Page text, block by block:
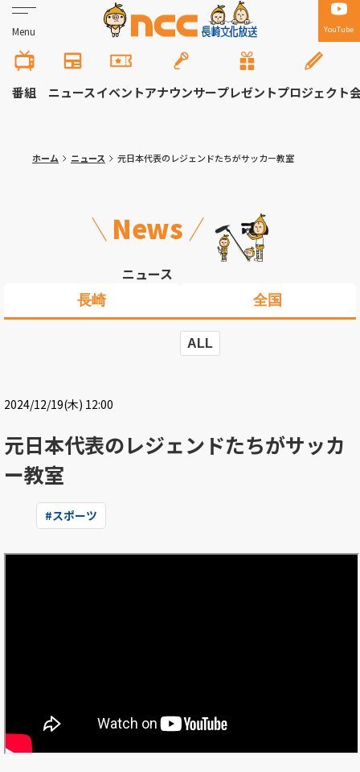
Menu YouTube
番組 ニュースイベントアナウンサープレゼントプロジェクト
ホーム ニュース 元日本代表のレジェンドたちがサッカー教室
News
ニュース
長崎 全国
ALL
2024/12/19(木) 12:00
元日本代表のレジェンドたちがサッカ
ー教室
#スポーツ